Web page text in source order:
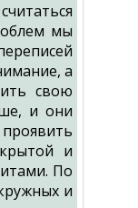
мы
а
свою
и они
и
По
и